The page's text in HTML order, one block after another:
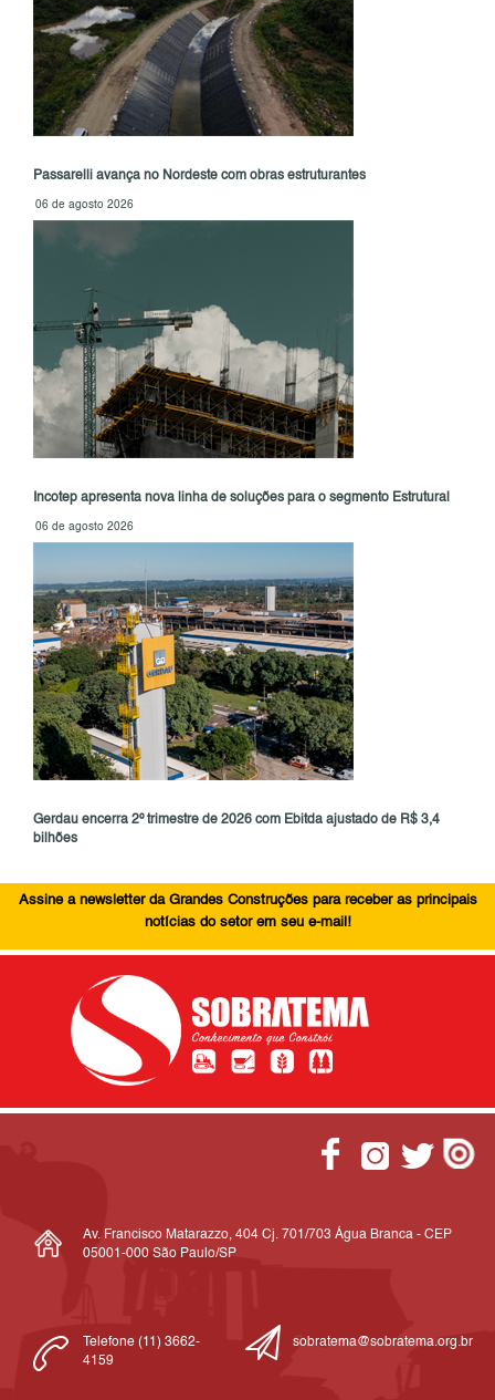
Passarelli avança no Nordeste com obras estruturantes
06 de agosto 2026
Incotep apresenta nova linha de soluções para o segmento Estrutural
06 de agosto 2026
Gerdau encerra 2º trimestre de 2026 com Ebitda ajustado de R$ 3,4
bilhões
Assine a newsletter da Grandes Construções para receber as principais
notícias do setor em seu e-mail!
Av. Francisco Matarazzo, 404 Cj. 701/703 Água Branca - CEP
05001-000 São Paulo/SP
Telefone (11) 3662-
4159
sobratema@sobratema.org.br